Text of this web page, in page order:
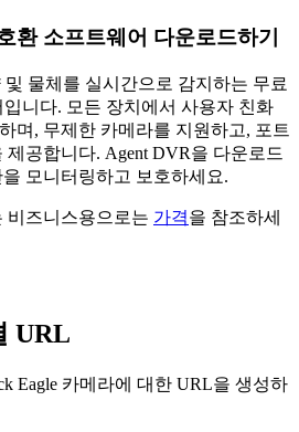
환 소프트웨어 다운로드하기
물체를 실시간으로 감지하는 무료
니다. 모든 장치에서 사용자 친화
며, 무제한 카메라를 지원하고, 포트
제공합니다. Agent DVR을 다운로드
모니터링하고 보호하세요.
비즈니스용으로는 가격을 참조하세
URL
Eagle 카메라에 대한 URL을 생성하